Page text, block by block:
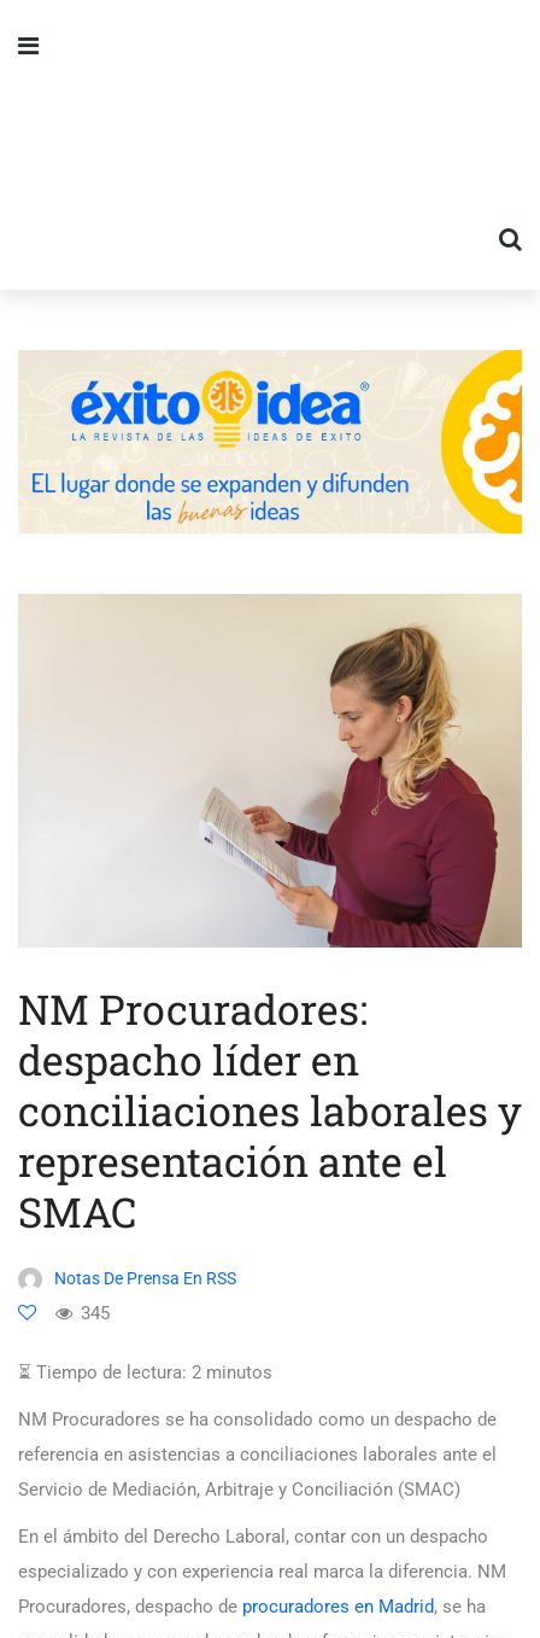
NM Procuradores:
despacho líder en
conciliaciones laborales y
representación ante el
SMAC
Notas De Prensa En RSS
345
⏳ Tiempo de lectura: 2 minutos
NM Procuradores se ha consolidado como un despacho de
referencia en asistencias a conciliaciones laborales ante el
Servicio de Mediación, Arbitraje y Conciliación (SMAC)
En el ámbito del Derecho Laboral, contar con un despacho
especializado y con experiencia real marca la diferencia. NM
Procuradores, despacho de procuradores en Madrid, se ha